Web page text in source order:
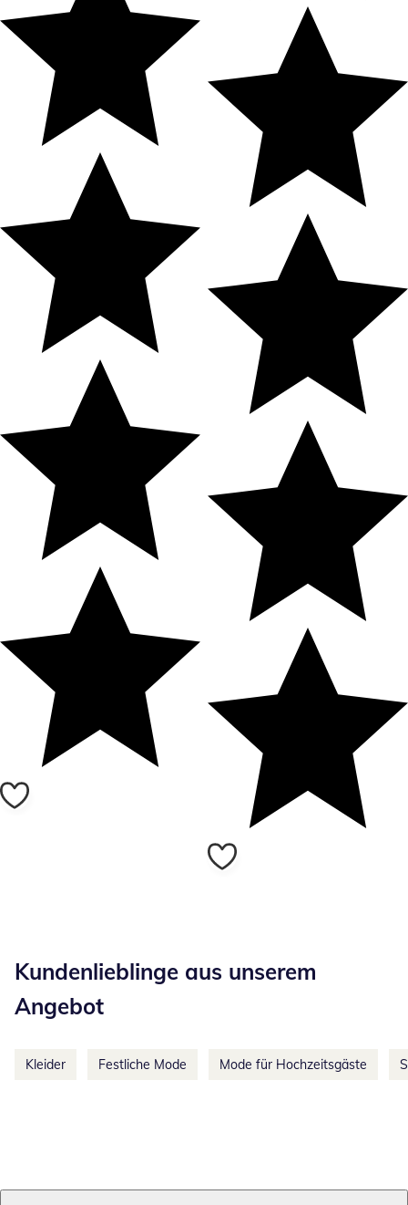
Kundenlieblinge aus unserem
Angebot
Kleider Festliche Mode Mode für Hochzeitsgäste